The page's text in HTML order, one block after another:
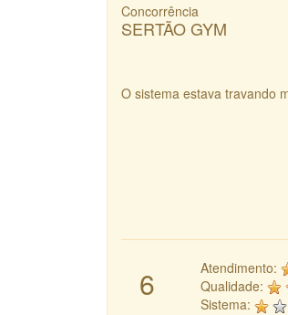
Concorrência
SERTÃO GYM
O sistema estava travando
6
Atendimento:
Qualidade:
Sistema: